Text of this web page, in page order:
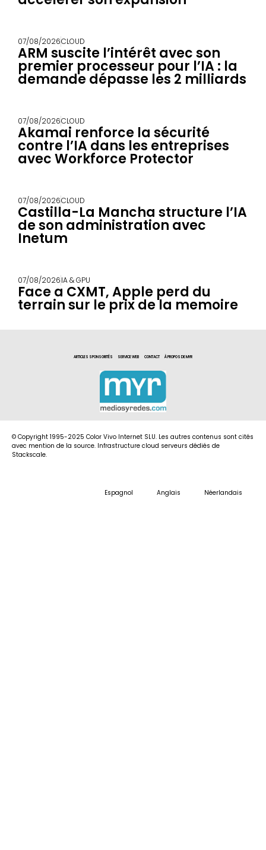
07/08/2026CLOUD
ARM suscite l’intérêt avec son
premier processeur pour l’IA : la
demande dépasse les 2 milliards
07/08/2026CLOUD
Akamai renforce la sécurité
contre l’IA dans les entreprises
avec Workforce Protector
07/08/2026CLOUD
Castilla-La Mancha structure l’IA
de son administration avec
Inetum
07/08/2026IA & GPU
Face a CXMT, Apple perd du
terrain sur le prix de la memoire
ARTICLES SPONSORITÉS SERVICE WEB CONTACT À PROPOS DE MYR
© Copyright 1995-2025 Color Vivo Internet SLU. Les autres contenus sont cités
avec mention de la source. Infrastructure cloud serveurs dédiés de
Stackscale.
Espagnol Anglais Néerlandais